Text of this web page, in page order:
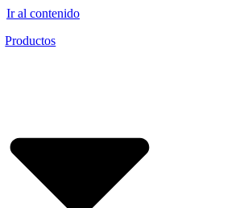
Ir al contenido
Productos